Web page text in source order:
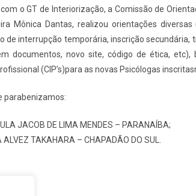
o GT de Interiorização, a Comissão de
Mônica Dantas, realizou orientações
de interrupção temporária, inscrição secundária,
documentos, novo site, código de ética,
(CIP’s)para as novas Psicólogas
parabenizamos:
JACOB DE LIMA MENDES – PARANAÍBA;
ALVEZ TAKAHARA – CHAPADÃO DO SUL.